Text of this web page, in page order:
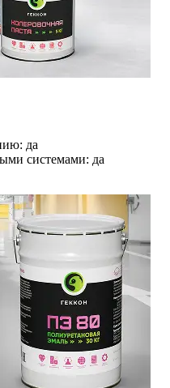
да
системами: да